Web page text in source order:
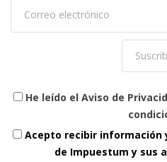
He leído el Aviso de
Acepto recibir información
de Impuestum y sus